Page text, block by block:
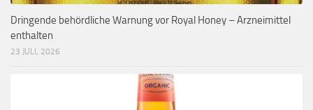
Dringende behördliche Warnung vor Royal Honey – Arzneimittel
enthalten
23 JULI, 2026